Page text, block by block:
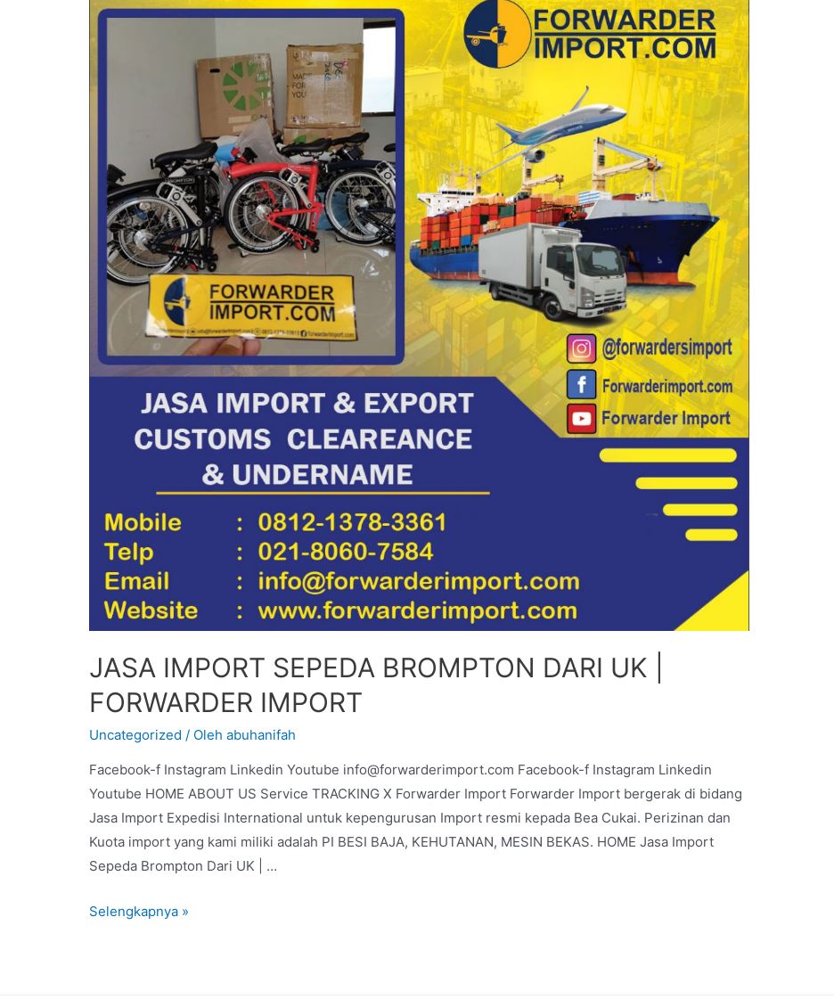
JASA IMPORT SEPEDA BROMPTON DARI UK |
FORWARDER IMPORT
Uncategorized / Olehabuhanifah
Facebook-f Instagram Linkedin Youtube info@forwarderimport.com Facebook-f Instagram Linkedin
Youtube HOME ABOUT US Service TRACKING X Forwarder Import Forwarder Import bergerak di bidang
Jasa Import Expedisi International untuk kepengurusan Import resmi kepada Bea Cukai. Perizinan dan
Kuota import yang kami miliki adalah PI BESI BAJA, KEHUTANAN, MESIN BEKAS. HOME Jasa Import
Sepeda Brompton Dari UK | …
Selengkapnya »